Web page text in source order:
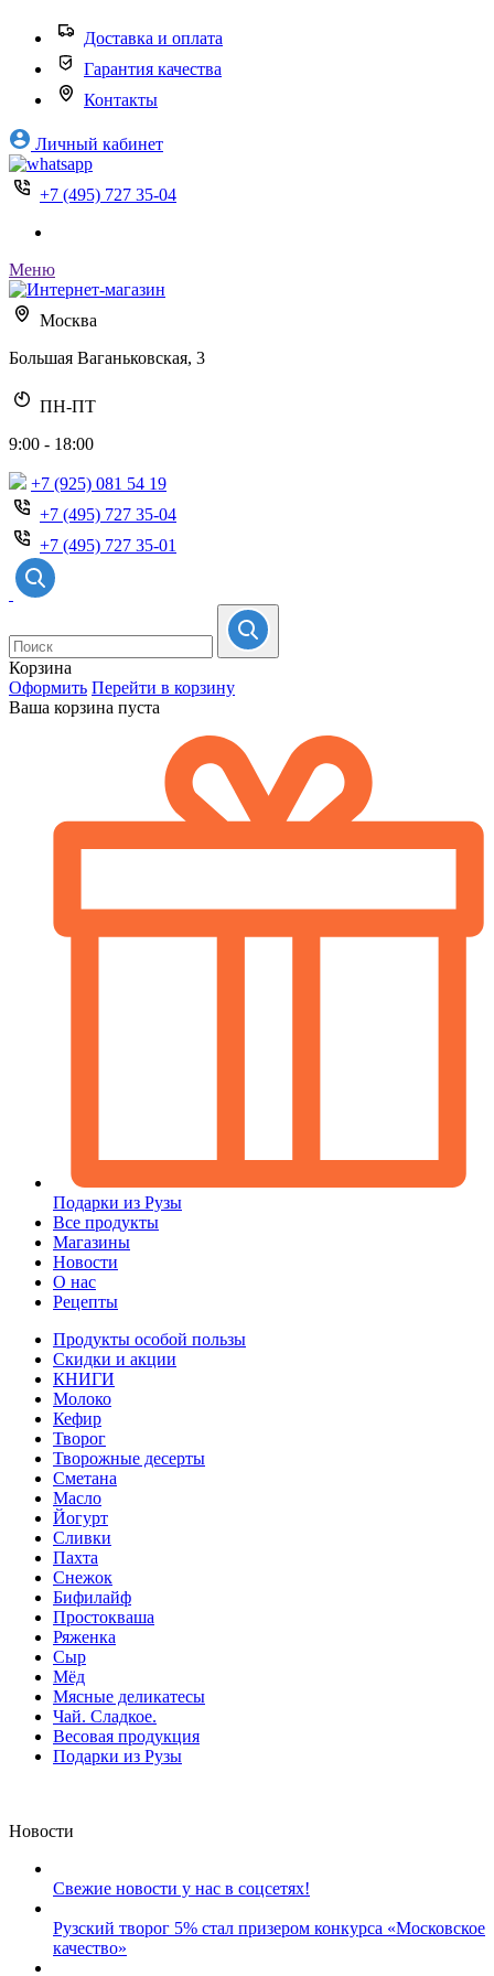
Доставка и оплата
Гарантия качества
Контакты
Личный кабинет
+7 (495) 727 35-04
Меню
Москва
Большая Ваганьковская, 3
ПН-ПТ
9:00 - 18:00
+7 (925) 081 54 19
+7 (495) 727 35-04
+7 (495) 727 35-01
Корзина
Оформить Перейти в корзину
Ваша корзина пуста
Подарки из Рузы
Все продукты
Магазины
Новости
О нас
Рецепты
Продукты особой пользы
Скидки и акции
КНИГИ
Молоко
Кефир
Творог
Творожные десерты
Сметана
Масло
Йогурт
Сливки
Пахта
Снежок
Бифилайф
Простокваша
Ряженка
Сыр
Мёд
Мясные деликатесы
Чай. Сладкое.
Весовая продукция
Подарки из Рузы
Новости
Свежие новости у нас в соцсетях!
Рузский творог 5% стал призером конкурса «Московское
качество»